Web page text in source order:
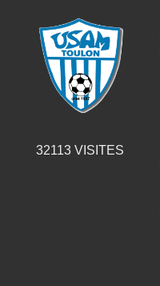
32113 VISITES